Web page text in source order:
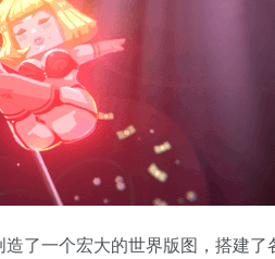
造了一个宏大的世界版图，搭建了